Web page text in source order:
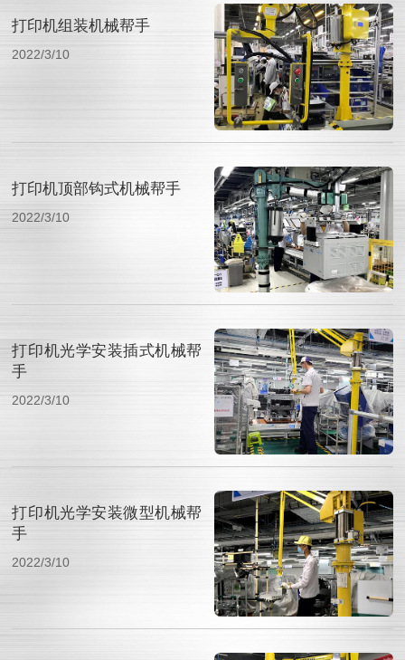
打印机组装机械帮手
2022/3/10
打印机顶部钩式机械帮手
2022/3/10
打印机光学安装插式机械帮
手
2022/3/10
打印机光学安装微型机械帮
手
2022/3/10